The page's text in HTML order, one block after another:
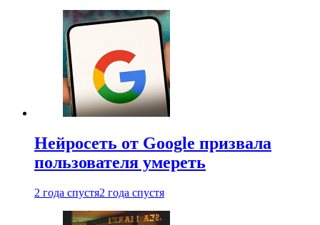
Нейросеть от Google призвала
пользователя умереть
2 года спустя2 года спустя